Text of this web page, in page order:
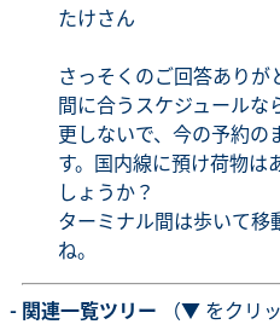
たけさん
さっそくのご回答ありが
間に合うスケジュールな
更しないで、今の予約の
す。国内線に預け荷物は
しょうか？
ターミナル間は歩いて
ね。
- 関連一覧ツリー （▼ をクリ